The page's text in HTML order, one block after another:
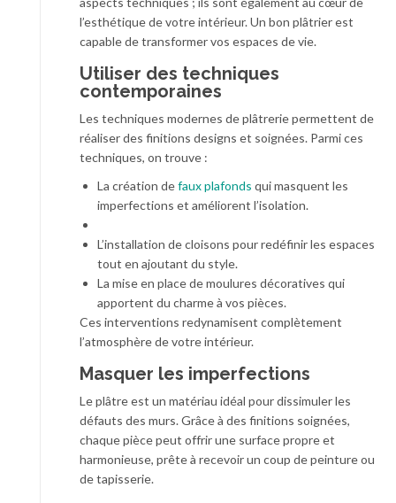
l’esthétique de votre intérieur. Un bon plâtrier est
capable de transformer vos espaces de vie.
Utiliser des techniques
contemporaines
Les techniques modernes de plâtrerie permettent de
réaliser des finitions designs et soignées. Parmi ces
techniques, on trouve :
La création defaux plafonds qui masquent les
imperfections et améliorent l’isolation.
L’installation de cloisons pour redéfinir les espaces
tout en ajoutant du style.
La mise en place de moulures décoratives qui
apportent du charme à vos pièces.
Ces interventions redynamisent complètement
l’atmosphère de votre intérieur.
Masquer les imperfections
Le plâtre est un matériau idéal pour dissimuler les
défauts des murs. Grâce à des finitions soignées,
chaque pièce peut offrir une surface propre et
harmonieuse, prête à recevoir un coup de peinture ou
de tapisserie.